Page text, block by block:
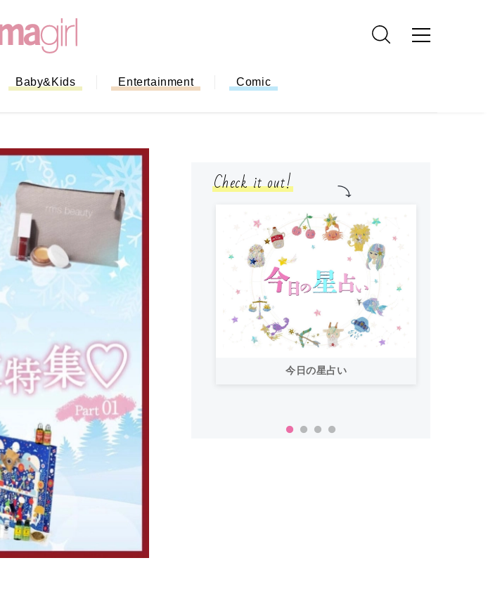
Baby&Kids Entertainment Comic
Check it out!
「もう行列に並ばない！」ミスドのモ
バイルオーダー完全ガイド｜支払い方
法から受け取り方までネットオーダー
今日の星占い